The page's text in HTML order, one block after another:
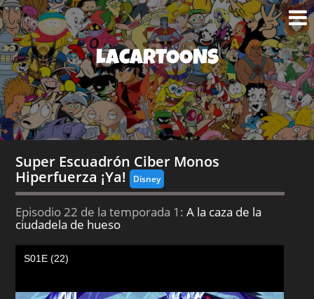
LACARTOONS
Super Escuadrón Ciber Monos
Hiperfuerza ¡Ya! Disney
Episodio 22 de la temporada 1:A la caza de la
ciudadela de hueso